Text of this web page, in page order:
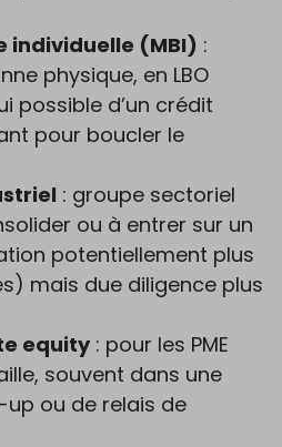
individuelle (MBI) :
physique, en LBO
possible d’un crédit
pour boucler le
: groupe sectoriel
ou à entrer sur un
potentiellement plus
mais due diligence plus
equity: pour les PME
souvent dans une
ou de relais de